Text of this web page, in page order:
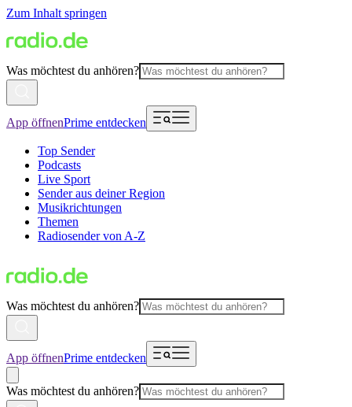
Zum Inhalt springen
Was möchtest du anhören?
App öffnenPrime entdecken
Top Sender
Podcasts
Live Sport
Sender aus deiner Region
Musikrichtungen
Themen
Radiosender von A-Z
Was möchtest du anhören?
App öffnenPrime entdecken
Was möchtest du anhören?